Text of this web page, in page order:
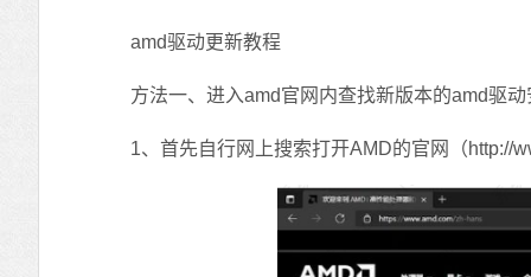
amd驱动更新教程
方法一、进入amd官网内查找新版本的amd驱动
1、首先自行网上搜索打开AMD的官网（http://